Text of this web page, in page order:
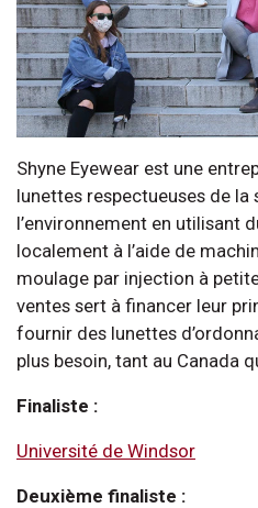
Shyne Eyewear est une
lunettes respectueuses de la
l’environnement en utilisant
localement à l’aide de
moulage par injection à
ventes sert à financer leur
fournir des lunettes
plus besoin, tant au Canada
Finaliste :
Université de Windsor
Deuxième finaliste :